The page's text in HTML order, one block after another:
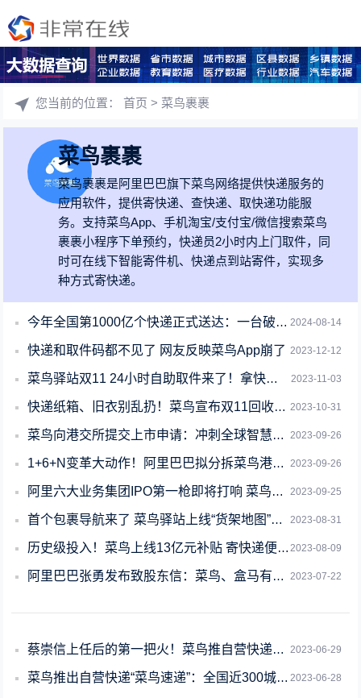
您当前的位置：首页 > 菜鸟裹裹
菜鸟裹裹
菜鸟裹裹是阿里巴巴旗下菜鸟网络提供快递服务的
应用软件，提供寄快递、查快递、取快递功能服
务。支持菜鸟App、手机淘宝/支付宝/微信搜索菜鸟
裹裹小程序下单预约，快递员2小时内上门取件，同
时可在线下智能寄件机、快递点到站寄件，实现多
种方式寄快递。
2024-08-14
今年全国第1000亿个快递正式送达：一台破壁机
2023-12-12
快递和取件码都不见了 网友反映菜鸟App崩了
2023-11-03
菜鸟驿站双11 24小时自助取件来了！拿快递最快仅需1分钟
2023-10-31
快递纸箱、旧衣别乱扔！菜鸟宣布双11回收升级：每公斤最高领0.5元
2023-09-26
菜鸟向港交所提交上市申请：冲刺全球智慧物流第一股
2023-09-26
1+6+N变革大动作！阿里巴巴拟分拆菜鸟港交所独立上市
2023-09-25
阿里六大业务集团IPO第一枪即将打响 菜鸟计划正式交表： 官方回应
2023-08-31
首个包裹导航来了 菜鸟驿站上线“货架地图”功能：1分钟极速取件
2023-08-09
历史级投入！菜鸟上线13亿元补贴 寄快递便宜了
2023-07-22
阿里巴巴张勇发布致股东信：菜鸟、盒马有明确独立上市计划
2023-06-29
蔡崇信上任后的第一把火！菜鸟推自营快递：对标顺丰
2023-06-28
菜鸟推出自营快递“菜鸟速递”：全国近300城承诺晚到、破损、不上门必赔